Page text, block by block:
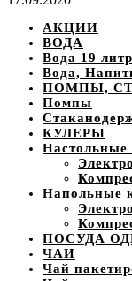
АКЦИИ
ВОДА
Вода 19
Вода,
ПОМПЫ,
Помпы
КУЛЕРЫ
Настольные
Напольные
ПОСУДА
ЧАИ
Чай